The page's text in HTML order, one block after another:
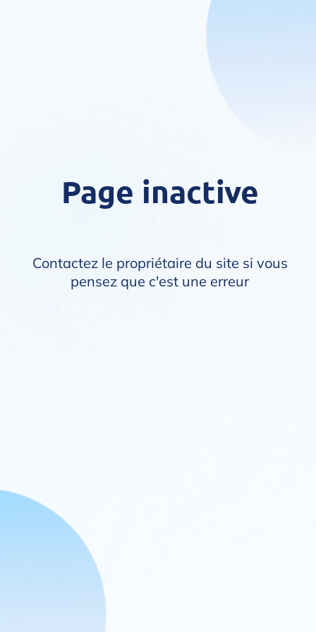
Page inactive
Contactez le propriétaire du site si vous
pensez que c'est une erreur